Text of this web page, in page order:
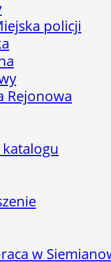
policji
Rejonowa
w